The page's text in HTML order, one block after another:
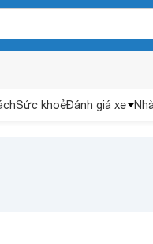
Sức khoẻĐánh giá xe